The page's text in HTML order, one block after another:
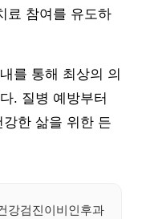
료 참여를 유도하
를 통해 최상의 의
. 질병 예방부터
한 삶을 위한 든
강검진이비인후과